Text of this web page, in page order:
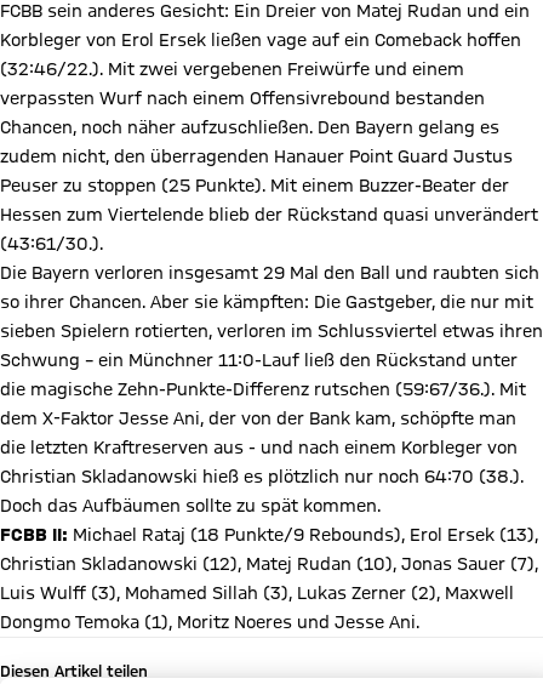
FCBB sein anderes Gesicht: Ein Dreier von Matej Rudan und ein
Korbleger von Erol Ersek ließen vage auf ein Comeback hoffen
(32:46/22.). Mit zwei vergebenen Freiwürfe und einem
verpassten Wurf nach einem Offensivrebound bestanden
Chancen, noch näher aufzuschließen. Den Bayern gelang es
zudem nicht, den überragenden Hanauer Point Guard Justus
Peuser zu stoppen (25 Punkte). Mit einem Buzzer-Beater der
Hessen zum Viertelende blieb der Rückstand quasi unverändert
(43:61/30.).
Die Bayern verloren insgesamt 29 Mal den Ball und raubten sich
so ihrer Chancen. Aber sie kämpften: Die Gastgeber, die nur mit
sieben Spielern rotierten, verloren im Schlussviertel etwas ihren
Schwung – ein Münchner 11:0-Lauf ließ den Rückstand unter
die magische Zehn-Punkte-Differenz rutschen (59:67/36.). Mit
dem X-Faktor Jesse Ani, der von der Bank kam, schöpfte man
die letzten Kraftreserven aus - und nach einem Korbleger von
Christian Skladanowski hieß es plötzlich nur noch 64:70 (38.).
Doch das Aufbäumen sollte zu spät kommen.
FCBB II: Michael Rataj (18 Punkte/9 Rebounds), Erol Ersek (13),
Christian Skladanowski (12), Matej Rudan (10), Jonas Sauer (7),
Luis Wulff (3), Mohamed Sillah (3), Lukas Zerner (2), Maxwell
Dongmo Temoka (1), Moritz Noeres und Jesse Ani.
Diesen Artikel teilen